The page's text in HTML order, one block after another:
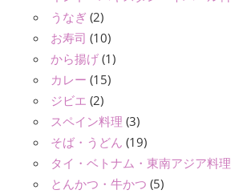
うなぎ (2)
お寿司 (10)
から揚げ (1)
カレー (15)
ジビエ (2)
スペイン料理 (3)
そば・うどん (19)
タイ・ベトナム・東南アジア料理
とんかつ・牛かつ (5)